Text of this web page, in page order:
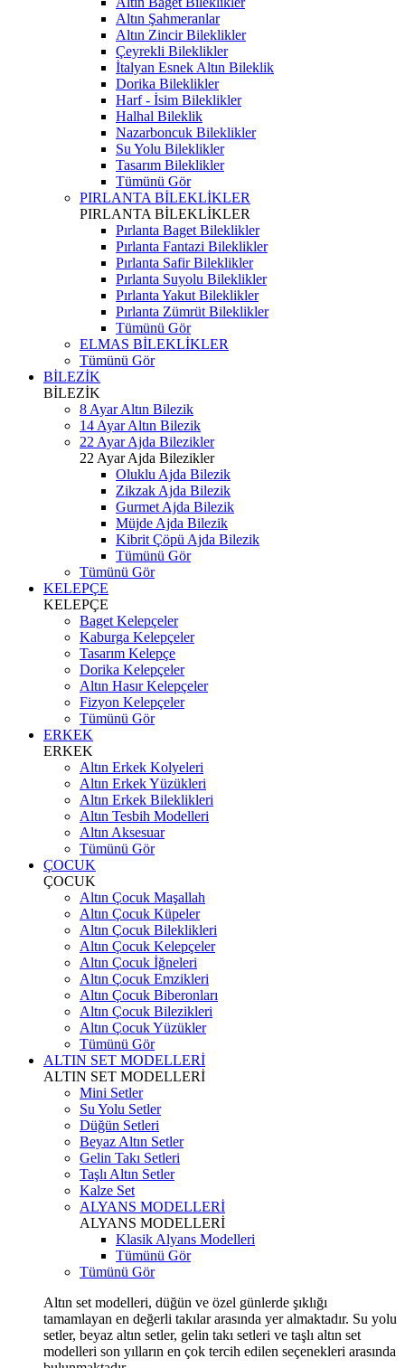
Altın Şahmeranlar
Altın Zincir Bileklikler
Çeyrekli Bileklikler
İtalyan Esnek Altın Bileklik
Dorika Bileklikler
Harf - İsim Bileklikler
Halhal Bileklik
Nazarboncuk Bileklikler
Su Yolu Bileklikler
Tasarım Bileklikler
Tümünü Gör
PIRLANTA BİLEKLİKLER
PIRLANTA BİLEKLİKLER
Pırlanta Baget Bileklikler
Pırlanta Fantazi Bileklikler
Pırlanta Safir Bileklikler
Pırlanta Suyolu Bileklikler
Pırlanta Yakut Bileklikler
Pırlanta Zümrüt Bileklikler
Tümünü Gör
ELMAS BİLEKLİKLER
Tümünü Gör
BİLEZİK
BİLEZİK
8 Ayar Altın Bilezik
14 Ayar Altın Bilezik
22 Ayar Ajda Bilezikler
22 Ayar Ajda Bilezikler
Oluklu Ajda Bilezik
Zikzak Ajda Bilezik
Gurmet Ajda Bilezik
Müjde Ajda Bilezik
Kibrit Çöpü Ajda Bilezik
Tümünü Gör
Tümünü Gör
KELEPÇE
KELEPÇE
Baget Kelepçeler
Kaburga Kelepçeler
Tasarım Kelepçe
Dorika Kelepçeler
Altın Hasır Kelepçeler
Fizyon Kelepçeler
Tümünü Gör
ERKEK
ERKEK
Altın Erkek Kolyeleri
Altın Erkek Yüzükleri
Altın Erkek Bileklikleri
Altın Tesbih Modelleri
Altın Aksesuar
Tümünü Gör
ÇOCUK
ÇOCUK
Altın Çocuk Maşallah
Altın Çocuk Küpeler
Altın Çocuk Bileklikleri
Altın Çocuk Kelepçeler
Altın Çocuk İğneleri
Altın Çocuk Emzikleri
Altın Çocuk Biberonları
Altın Çocuk Bilezikleri
Altın Çocuk Yüzükler
Tümünü Gör
ALTIN SET MODELLERİ
ALTIN SET MODELLERİ
Mini Setler
Su Yolu Setler
Düğün Setleri
Beyaz Altın Setler
Gelin Takı Setleri
Taşlı Altın Setler
Kalze Set
ALYANS MODELLERİ
ALYANS MODELLERİ
Klasik Alyans Modelleri
Tümünü Gör
Tümünü Gör
Altın set modelleri, düğün ve özel günlerde şıklığı
tamamlayan en değerli takılar arasında yer almaktadır. Su yolu
setler, beyaz altın setler, gelin takı setleri ve taşlı altın set
modelleri son yılların en çok tercih edilen seçenekleri arasında